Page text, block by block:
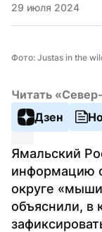
29 июля 2024
Фото: Justas in the
Читать
Дзен
Ямальский
информацию
округе
объяснили, в